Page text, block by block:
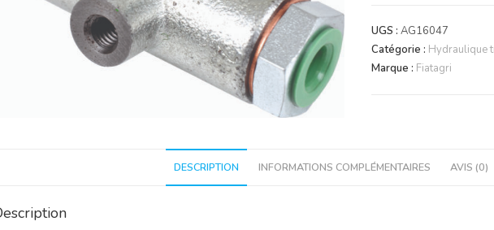
de
frein
UGS :AG16047
Catégorie : Hydraulique
Marque : Fiatagri
DESCRIPTION INFORMATIONS COMPLÉMENTAIRES AVIS (0)